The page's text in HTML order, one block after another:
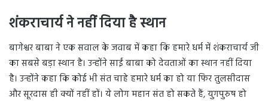
शंकराचार्य ने नहीं दिया है स्थान
बागेश्वर बाबा ने एक सवाल के जवाब में कहा कि हमारे धर्म में शंकराचार्य जी
का सबसे बड़ा स्थान है। उन्होंने साईं बाबा को देवताओं का स्थान नहीं दिया
है। उन्होंने कहा कि कोई भी संत चाहे हमारे धर्म का हो या फिर तुलसीदास
और सूरदास ही क्यों नहीं हों। ये लोग महान संत हो सकते हैं, युगपुरुष हो